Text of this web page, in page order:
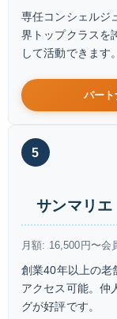
専任コンシェルジ
界トップクラスを
して活動できます。
パー
5
サンマリエ
月額: 16,500円〜会
創業40年以上の老
アクセス可能。仲
グが好評です。